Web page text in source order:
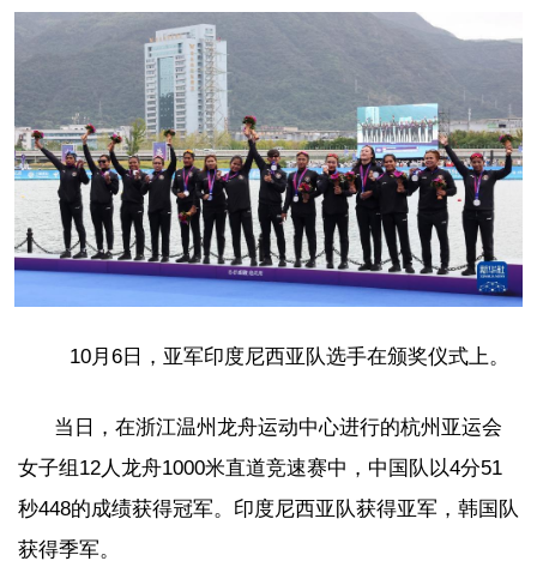
10月6日，亚军印度尼西亚队选手在颁奖仪式上。
当日，在浙江温州龙舟运动中心进行的杭州亚运会
女子组12人龙舟1000米直道竞速赛中，中国队以4分51
秒448的成绩获得冠军。印度尼西亚队获得亚军，韩国队
获得季军。